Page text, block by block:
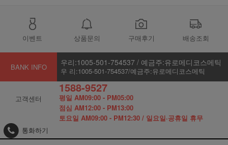
이벤트 상품문의 구매후기 배송조회
BANK INFO 우리:1005-501-754537 / 예금주:유로메디코스메틱
우 리:1005-501-754537/예금주:유로메디코스메틱
고객센터
1588-9527
평일 AM09:00 - PM05:00
점심 AM12:00 - PM13:00
토요일 AM09:00 - PM12:30 / 일요일·공휴일 휴무
통화하기